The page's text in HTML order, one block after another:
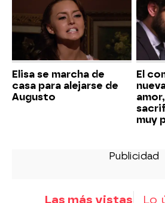
Elisa se marcha de
casa para alejarse de
Augusto
El
muy
Las más vistas Lo